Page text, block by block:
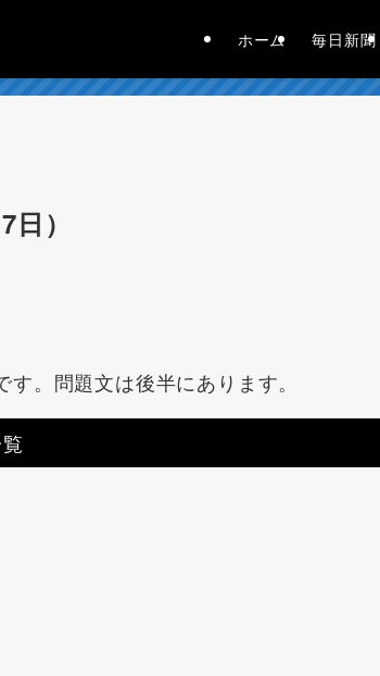
ホーム 毎日新聞
）
。問題文は後半にあります。